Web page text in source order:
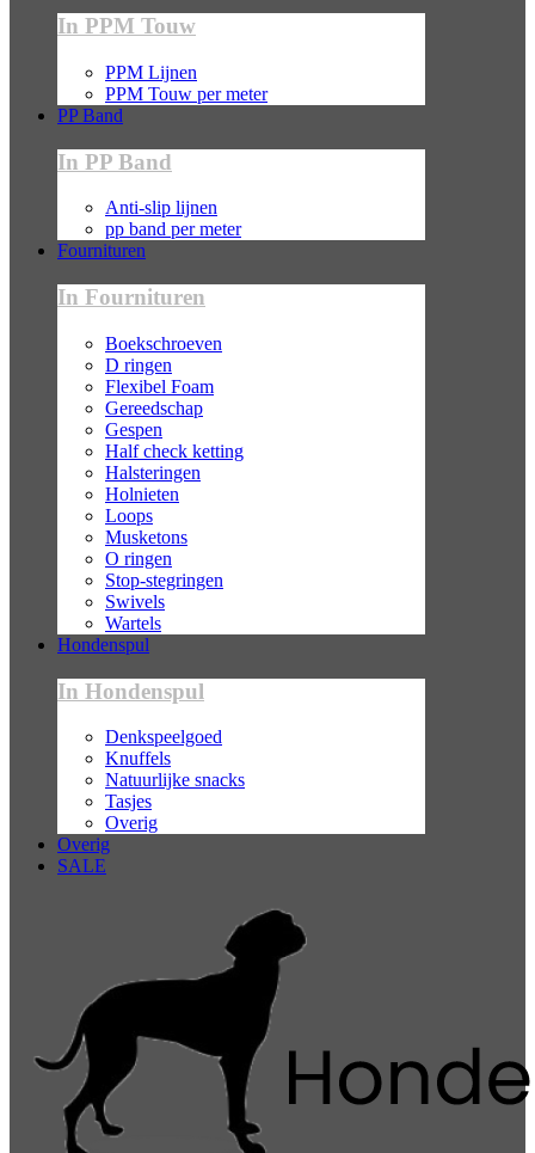
In PPM Touw
PPM Lijnen
PPM Touw per meter
PP Band
In PP Band
Anti-slip lijnen
pp band per meter
Fournituren
In Fournituren
Boekschroeven
D ringen
Flexibel Foam
Gereedschap
Gespen
Half check ketting
Halsteringen
Holnieten
Loops
Musketons
O ringen
Stop-stegringen
Swivels
Wartels
Hondenspul
In Hondenspul
Denkspeelgoed
Knuffels
Natuurlijke snacks
Tasjes
Overig
Overig
SALE